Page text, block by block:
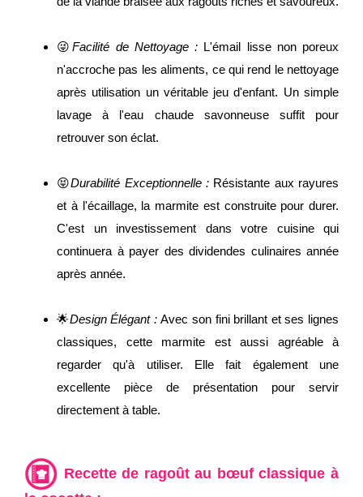
😜Facilité de Nettoyage : L'émail lisse non poreux
n'accroche pas les aliments, ce qui rend le nettoyage
après utilisation un véritable jeu d'enfant. Un simple
lavage à l'eau chaude savonneuse suffit pour
retrouver son éclat.
😝Durabilité Exceptionnelle : Résistante aux rayures
et à l'écaillage, la marmite est construite pour durer.
C'est un investissement dans votre cuisine qui
continuera à payer des dividendes culinaires année
après année.
🌟Design Élégant :Avec son fini brillant et ses lignes
classiques, cette marmite est aussi agréable à
regarder qu'à utiliser. Elle fait également une
excellente pièce de présentation pour servir
directement à table.
Recette de ragoût au bœuf classique à